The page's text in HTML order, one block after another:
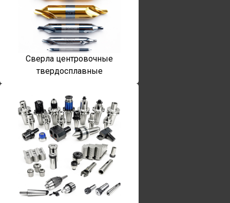
Сверла центровочные
твердосплавные